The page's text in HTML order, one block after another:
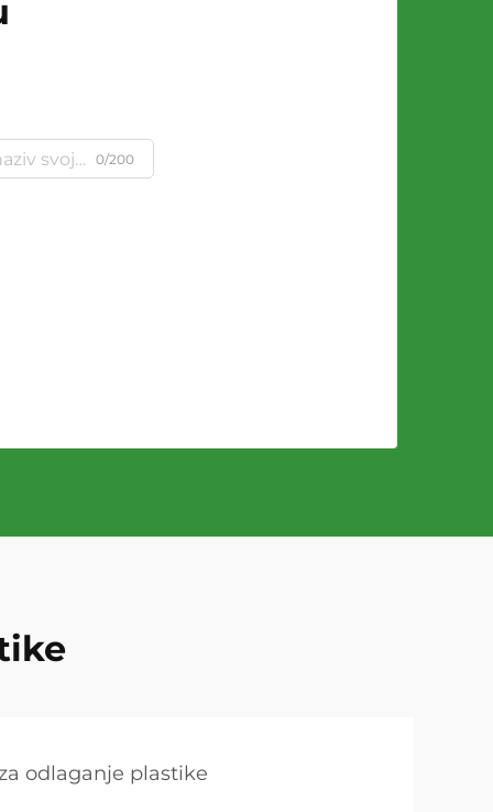
0/200
odlaganje plastike